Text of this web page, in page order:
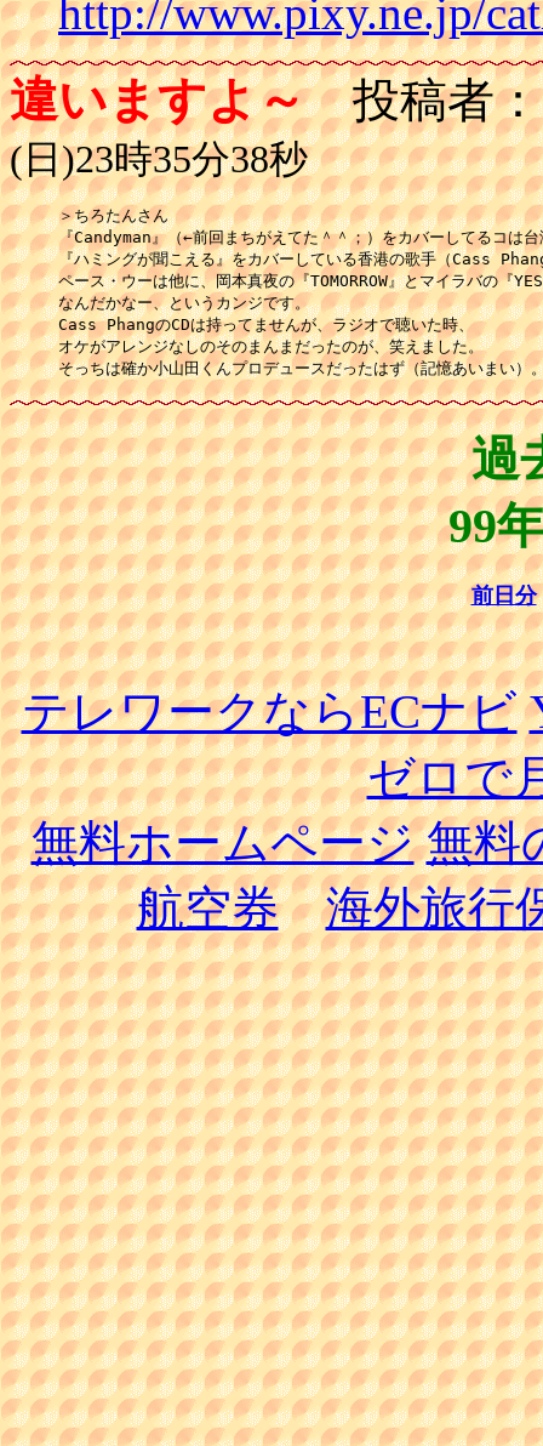
http://www.pixy.ne.jp/
違いますよ～投稿者：
(日)23時35分38秒
＞ちろたんさん
『Candyman』（←前回まちがえてた＾＾；）をカバーしてるコは
『ハミングが聞こえる』をカバーしている香港の歌手（Cass
ペース・ウーは他に、岡本真夜の『TOMORROW』とマイラバの『
なんだかなー、というカンジです。
Cass PhangのCDは持ってませんが、ラジオで聴いた時、
オケがアレンジなしのそのまんまだったのが、笑えました。
そっちは確か小山田くんプロデュースだったはず（記憶あいまい）
過
99
前日分
テレワークならECナビ
ゼロで
無料ホームページ 無料
航空券
海外旅行